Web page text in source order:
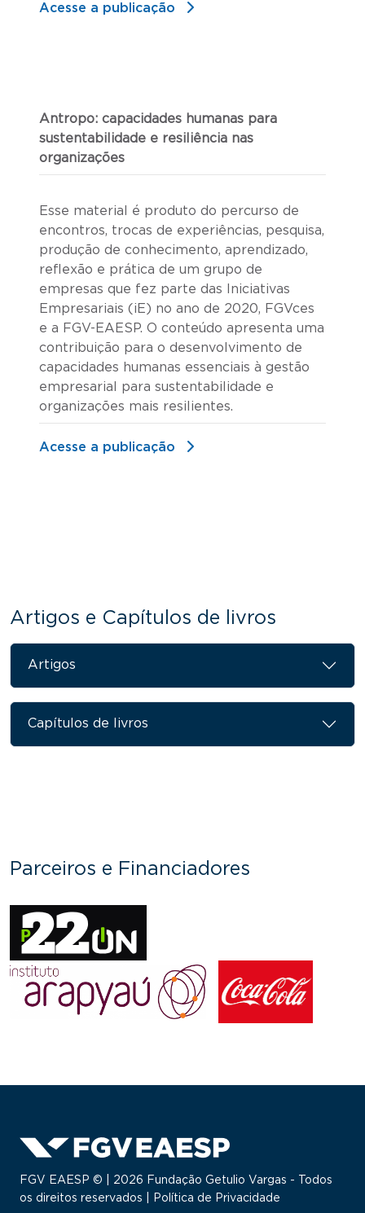
Acesse a publicação
Antropo: capacidades humanas para
sustentabilidade e resiliência nas
organizações
Esse material é produto do percurso de
encontros, trocas de experiências, pesquisa,
produção de conhecimento, aprendizado,
reflexão e prática de um grupo de
empresas que fez parte das Iniciativas
Empresariais (iE) no ano de 2020, FGVces
e a FGV-EAESP. O conteúdo apresenta uma
contribuição para o desenvolvimento de
capacidades humanas essenciais à gestão
empresarial para sustentabilidade e
organizações mais resilientes.
Acesse a publicação ​
Artigos e Capítulos de livros
Artigos
Capítulos de livros
Parceiros e Financiadores
FGV EAESP © | 2026 Fundação Getulio Vargas - Todos
os direitos reservados |
Política de Privacidade